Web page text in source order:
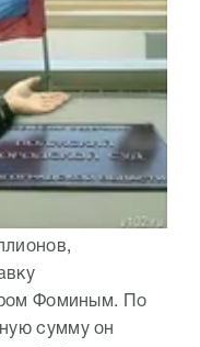
Фоминым. По
сумму он